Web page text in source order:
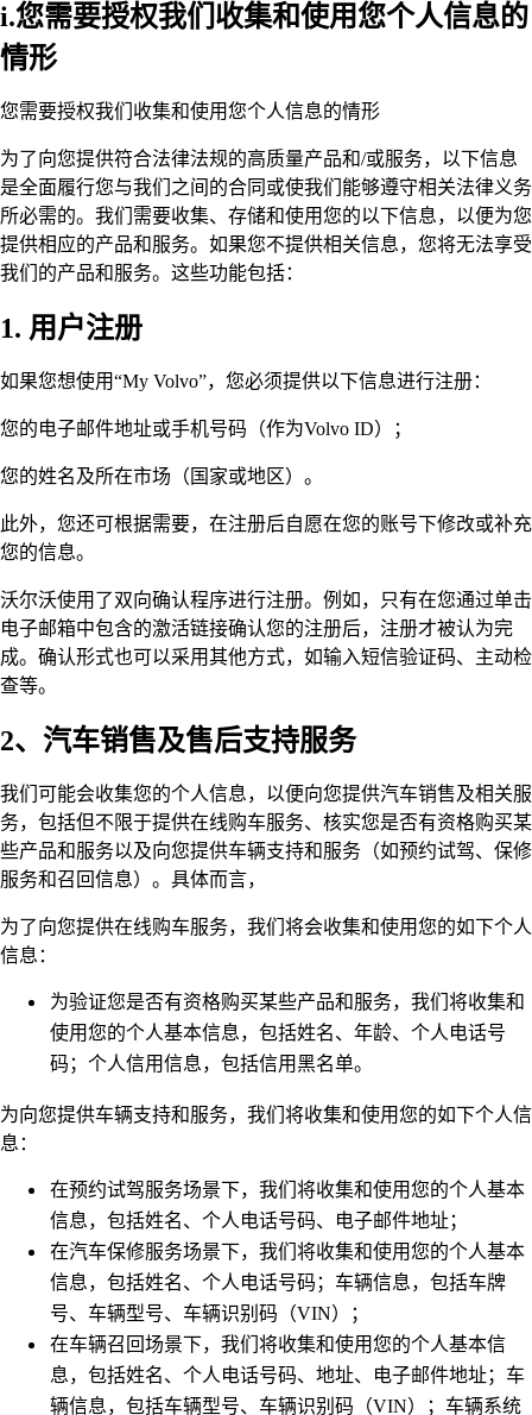
i.您需要授权我们收集和使用您个人信息的
情形
您需要授权我们收集和使用您个人信息的情形
为了向您提供符合法律法规的高质量产品和/或服务，以下信息
是全面履行您与我们之间的合同或使我们能够遵守相关法律义务
所必需的。我们需要收集、存储和使用您的以下信息，以便为您
提供相应的产品和服务。如果您不提供相关信息，您将无法享受
我们的产品和服务。这些功能包括：
1. 用户注册
如果您想使用“My Volvo”，您必须提供以下信息进行注册：
您的电子邮件地址或手机号码（作为Volvo ID）；
您的姓名及所在市场（国家或地区）。
此外，您还可根据需要，在注册后自愿在您的账号下修改或补充
您的信息。
沃尔沃使用了双向确认程序进行注册。例如，只有在您通过单击
电子邮箱中包含的激活链接确认您的注册后，注册才被认为完
成。确认形式也可以采用其他方式，如输入短信验证码、主动检
查等。
2、汽车销售及售后支持服务
我们可能会收集您的个人信息，以便向您提供汽车销售及相关服
务，包括但不限于提供在线购车服务、核实您是否有资格购买某
些产品和服务以及向您提供车辆支持和服务（如预约试驾、保修
服务和召回信息）。具体而言，
为了向您提供在线购车服务，我们将会收集和使用您的如下个人
信息：
为验证您是否有资格购买某些产品和服务，我们将收集和
使用您的个人基本信息，包括姓名、年龄、个人电话号
码；个人信用信息，包括信用黑名单。
为向您提供车辆支持和服务，我们将收集和使用您的如下个人信
息：
在预约试驾服务场景下，我们将收集和使用您的个人基本
信息，包括姓名、个人电话号码、电子邮件地址；
在汽车保修服务场景下，我们将收集和使用您的个人基本
信息，包括姓名、个人电话号码；车辆信息，包括车牌
号、车辆型号、车辆识别码（VIN）；
在车辆召回场景下，我们将收集和使用您的个人基本信
息，包括姓名、个人电话号码、地址、电子邮件地址；车
辆信息，包括车辆型号、车辆识别码（VIN）；车辆系统